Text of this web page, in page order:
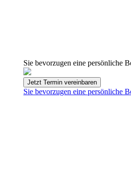
Sie bevorzugen eine persönliche
Jetzt Termin vereinbaren
Sie bevorzugen eine persönliche